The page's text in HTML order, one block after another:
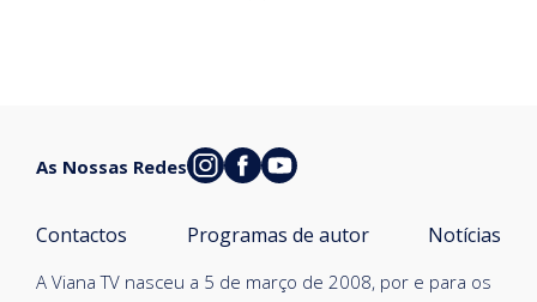
A Viana TV nasceu a 5 de março de 2008, por e para os
Contactos Programas de autor Notícias
As Nossas Redes